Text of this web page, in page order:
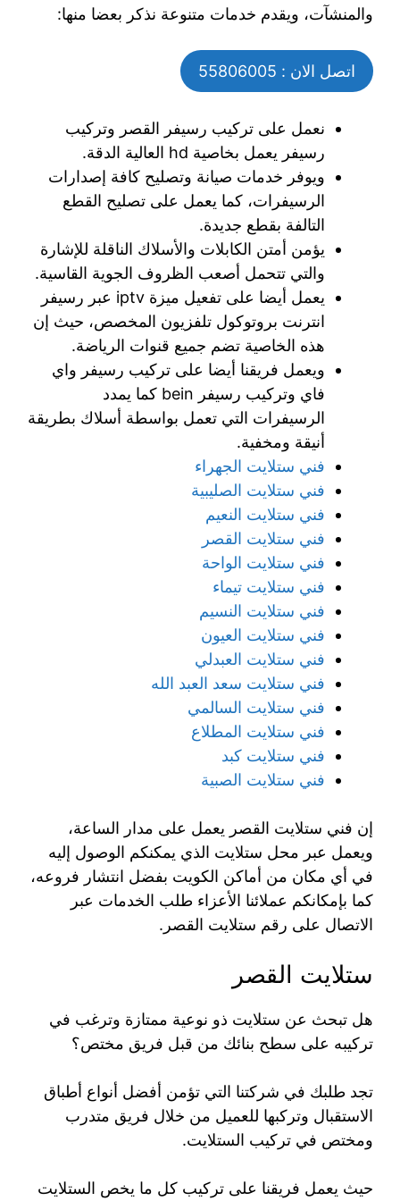
والمنشآت، ويقدم خدمات متنوعة نذكر بعضا منها:
اتصل الان : 55806005
نعمل على تركيب رسيفر القصر وتركيب
رسيفر يعمل بخاصية hd العالية الدقة.
ويوفر خدمات صيانة وتصليح كافة إصدارات
الرسيفرات، كما يعمل على تصليح القطع
التالفة بقطع جديدة.
يؤمن أمتن الكابلات والأسلاك الناقلة للإشارة
والتي تتحمل أصعب الظروف الجوية القاسية.
يعمل أيضا على تفعيل ميزة iptv عبر رسيفر
انترنت بروتوكول تلفزيون المخصص، حيث إن
هذه الخاصية تضم جميع قنوات الرياضة.
ويعمل فريقنا أيضا على تركيب رسيفر واي
فاي وتركيب رسيفر bein كما يمدد
الرسيفرات التي تعمل بواسطة أسلاك بطريقة
أنيقة ومخفية.
فني ستلايت الجهراء
فني ستلايت الصليبية
فني ستلايت النعيم
فني ستلايت القصر
فني ستلايت الواحة
فني ستلايت تيماء
فني ستلايت النسيم
فني ستلايت العيون
فني ستلايت العبدلي
فني ستلايت سعد العبد الله
فني ستلايت السالمي
فني ستلايت المطلاع
فني ستلايت كبد
فني ستلايت الصبية
إن فني ستلايت القصر يعمل على مدار الساعة،
ويعمل عبر محل ستلايت الذي يمكنكم الوصول إليه
في أي مكان من أماكن الكويت بفضل انتشار فروعه،
كما بإمكانكم عملائنا الأعزاء طلب الخدمات عبر
الاتصال على رقم ستلايت القصر.
ستلايت القصر
هل تبحث عن ستلايت ذو نوعية ممتازة وترغب في
تركيبه على سطح بنائك من قبل فريق مختص؟
تجد طلبك في شركتنا التي تؤمن أفضل أنواع أطباق
الاستقبال وتركبها للعميل من خلال فريق متدرب
ومختص في تركيب الستلايت.
حيث يعمل فريقنا على تركيب كل ما يخص الستلايت